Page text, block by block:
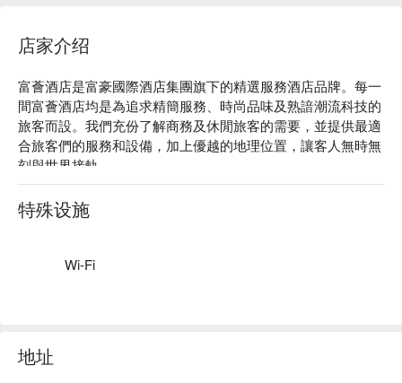
店家介绍
富薈酒店是富豪國際酒店集團旗下的精選服務酒店品牌。每一
間富薈酒店均是為追求精簡服務、時尚品味及熟諳潮流科技的
旅客而設。我們充份了解商務及休閒旅客的需要，並提供最適
合旅客們的服務和設備，加上優越的地理位置，讓客人無時無
刻與世界接軌。
富薈旺角酒店位於九龍著名旅遊旺區的中心，能讓住客發掘各
式各樣的娛樂、吃喝、本地探索及商務熱點。由酒店步行至大
型購物中心，甚至鄰近港鐵站，均在10分鐘內的步程。酒店是
宿環境，是追求品味及高科技生活的商務旅客的睿智居停之
特殊设施
Wi-Fi
地址